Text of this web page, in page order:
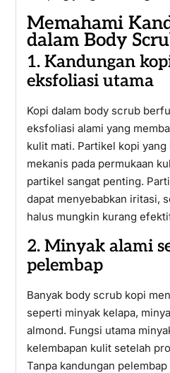
Memahami
dalam Body
1. Kandungan
eksfoliasi utama
Kopi dalam body scrub
eksfoliasi alami yang
kulit mati. Partikel kopi
mekanis pada permukaan
partikel sangat penting.
dapat menyebabkan iritasi,
halus mungkin kurang
2. Minyak alami
pelembap
Banyak body scrub kopi
seperti minyak kelapa,
almond. Fungsi utama
kelembapan kulit setelah
Tanpa kandungan